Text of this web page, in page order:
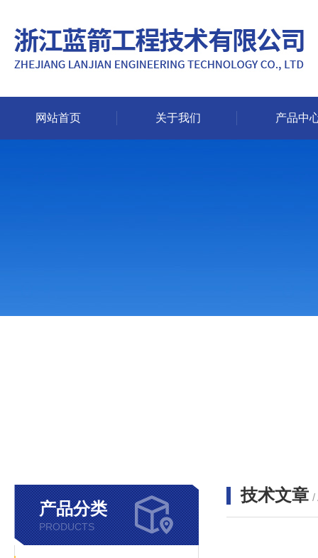
网站首页 关于我们 产品中
产品分类
PRODUCTS
技术文章 /